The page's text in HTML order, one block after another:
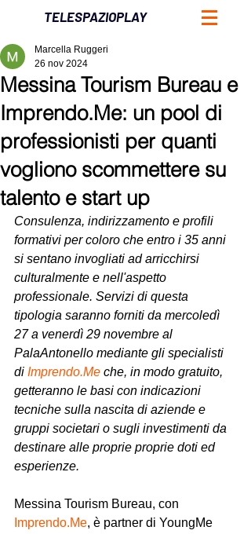
TELESPAZIOPLAY
Messina Tourism Bureau e
Imprendo.Me: un pool di
professionisti per quanti
vogliono scommettere su
talento e start up
Marcella Ruggeri
26 nov 2024
Consulenza, indirizzamento e profili
formativi per coloro che entro i 35 anni
si sentano invogliati ad arricchirsi
culturalmente e nell'aspetto
professionale. Servizi di questa
tipologia saranno forniti da mercoledì
27 a venerdì 29 novembre al
PalaAntonello mediante gli specialisti
di Imprendo.Me che, in modo gratuito,
getteranno le basi con indicazioni
tecniche sulla nascita di aziende e
gruppi societari o sugli investimenti da
destinare alle proprie proprie doti ed
esperienze.
Messina Tourism Bureau, con
Imprendo.Me, è partner di YoungMe